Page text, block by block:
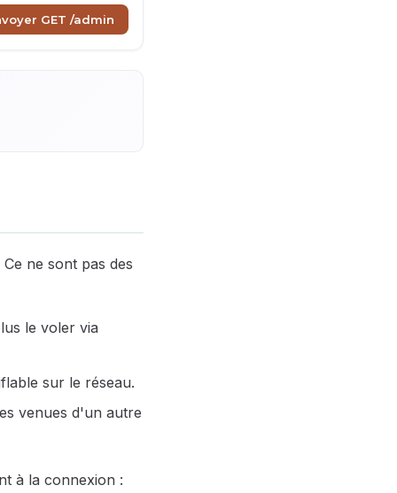
GET /admin
ne sont pas des
le voler via
sur le réseau.
venues d'un autre
à la connexion :